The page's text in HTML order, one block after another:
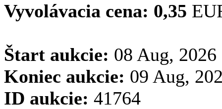
Vyvolávacia cena: 0,35
Štart aukcie: 08 Aug,
Koniec aukcie: 09 Aug,
ID aukcie: 41764